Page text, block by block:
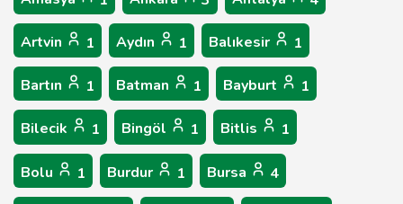
Artvin 1 Aydın 1 Balıkesir 1
Bartın 1 Batman 1 Bayburt 1
Bilecik 1 Bingöl 1 Bitlis 1
Bolu 1 Burdur 1 Bursa 4